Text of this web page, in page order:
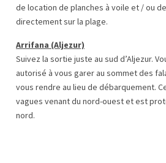
de location de planches à voile et / ou
directement sur la plage.
Arrifana (Aljezur)
Suivez la sortie juste au sud d’Aljezur.
autorisé à vous garer au sommet des
vous rendre au lieu de débarquement.
vagues venant du nord-ouest et est
nord.